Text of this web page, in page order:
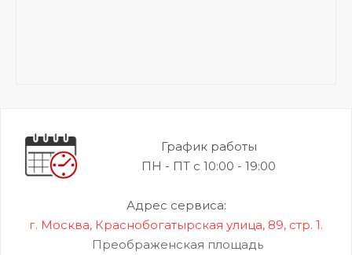
График работы
ПН - ПТ с 10:00 - 19:00
Адрес сервиса:
г. Москва, Краснобогатырская улица, 89, стр. 1.
Преображенская площадь